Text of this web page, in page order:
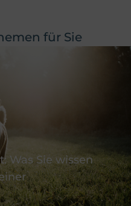
für Sie
Was Sie wissen